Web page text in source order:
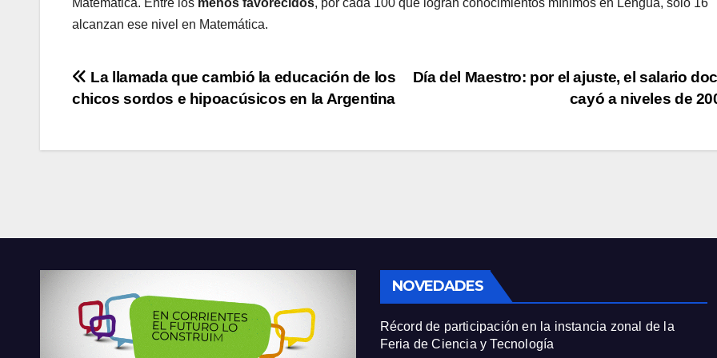
alcanzan ese nivel en Matemática.
Navegación
entradas
Día del Maestro: por el ajuste, el salario
cayó a niveles de
La llamada que cambió la educación de los
chicos sordos e hipoacúsicos en la Argentina
NOVEDADES
Récord de participación en la instancia zonal de la
Feria de Ciencia y Tecnología